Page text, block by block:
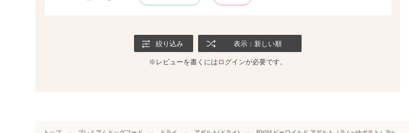
絞り込み 表示：新しい順
※レビューを書くにはログインが必要です。